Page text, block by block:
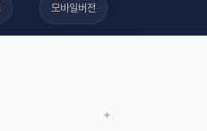
모바일버전
+